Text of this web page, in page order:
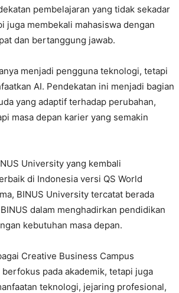
pembelajaran yang tidak sekadar
juga membekali mahasiswa dengan
dan bertanggung jawab.
menjadi pengguna teknologi, tetapi
AI. Pendekatan ini menjadi bagian
yang adaptif terhadap perubahan,
masa depan karier yang semakin
University yang kembali
di Indonesia versi QS World
BINUS University tercatat berada
dalam menghadirkan pendidikan
kebutuhan masa depan.
Creative Business Campus
pada akademik, tetapi juga
teknologi, jejaring profesional,